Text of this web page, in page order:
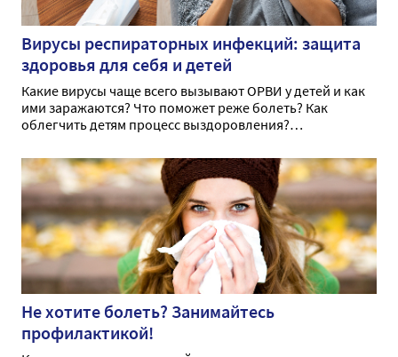
Вирусы респираторных инфекций: защита
здоровья для себя и детей
Какие вирусы чаще всего вызывают ОРВИ у детей и как
ими заражаются? Что поможет реже болеть? Как
облегчить детям процесс выздоровления?
Не хотите болеть? Занимайтесь
профилактикой!